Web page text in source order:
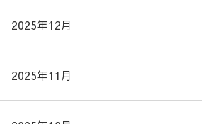
2025年12月
2025年11月